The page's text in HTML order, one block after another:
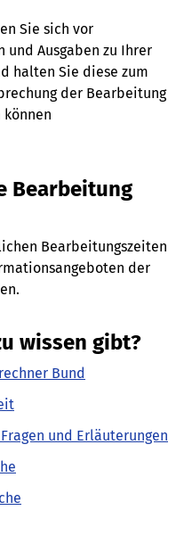
Sie sich vor
und Ausgaben zu Ihrer
halten Sie diese zum
der Bearbeitung
Bearbeitung
Bearbeitungszeiten
der
wissen gibt?
Bund
und Erläuterungen